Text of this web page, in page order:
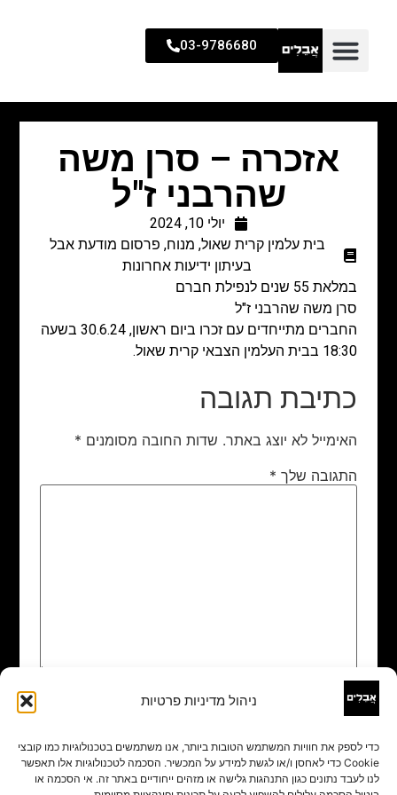
ניהול מדיניות פרטיות
כדי לספק את חוויות המשתמש הטובות ביותר, אנו משתמשים בטכנולוגיות כמו קובצי
Cookie כדי לאחסן ו/או לגשת למידע על המכשיר. הסכמה לטכנולוגיות אלו תאפשר
לנו לעבד נתונים כגון התנהגות גלישה או מזהים ייחודיים באתר זה. אי הסכמה או
03-9786680
אזכרה – סרן משה
שהרבני ז"ל
יולי 10, 2024
בית עלמין קרית שאול, מנוח, פרסום מודעת אבל
בעיתון ידיעות אחרונות
במלאת 55 שנים לנפילת חברם
סרן משה שהרבני ז"ל
החברים מתייחדים עם זכרו ביום ראשון, 30.6.24 בשעה
18:30 בבית העלמין הצבאי קרית שאול.
כתיבת תגובה
האימייל לא יוצג באתר. שדות החובה מסומנים *
התגובה שלך *
שם
אימייל*